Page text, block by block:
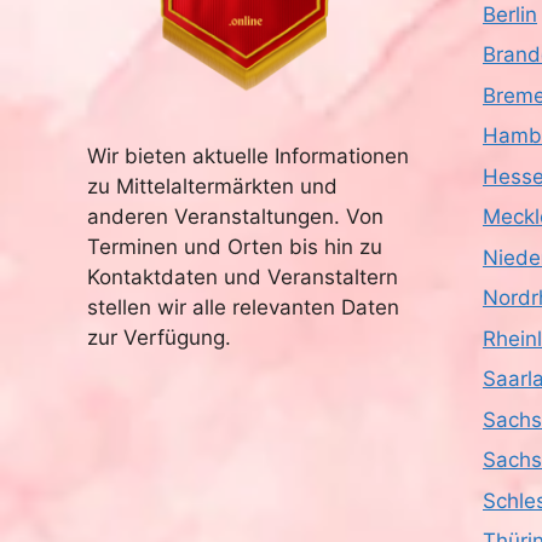
Wir bieten aktuelle Informationen
zu Mittelaltermärkten und
anderen Veranstaltungen. Von
Terminen und Orten bis hin zu
Kontaktdaten und Veranstaltern
stellen wir alle relevanten Daten
zur Verfügung.
Berlin